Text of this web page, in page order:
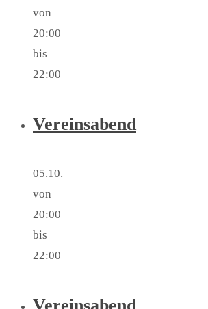
von
20:00
bis
22:00
Vereinsabend
05.10.
von
20:00
bis
22:00